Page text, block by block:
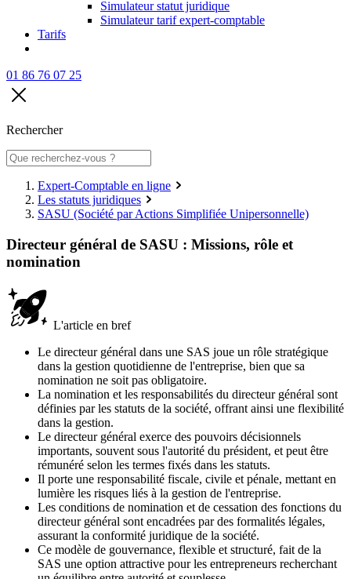
Simulateur statut juridique
Simulateur tarif expert-comptable
Tarifs
01 86 76 07 25
Rechercher
Expert-Comptable en ligne
Les statuts juridiques
SASU (Société par Actions Simplifiée Unipersonnelle)
Directeur général de SASU : Missions, rôle et
nomination
L'article en bref
Le directeur général dans une SAS joue un rôle stratégique
dans la gestion quotidienne de l'entreprise, bien que sa
nomination ne soit pas obligatoire.
La nomination et les responsabilités du directeur général sont
définies par les statuts de la société, offrant ainsi une flexibilité
dans la gestion.
Le directeur général exerce des pouvoirs décisionnels
importants, souvent sous l'autorité du président, et peut être
rémunéré selon les termes fixés dans les statuts.
Il porte une responsabilité fiscale, civile et pénale, mettant en
lumière les risques liés à la gestion de l'entreprise.
Les conditions de nomination et de cessation des fonctions du
directeur général sont encadrées par des formalités légales,
assurant la conformité juridique de la société.
Ce modèle de gouvernance, flexible et structuré, fait de la
SAS une option attractive pour les entrepreneurs recherchant